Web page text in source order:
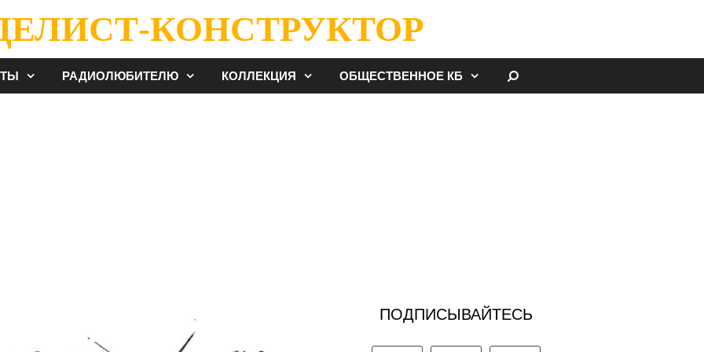
КОНСТРУКТОР
РАДИОЛЮБИТЕЛЮ КОЛЛЕКЦИЯ ОБЩЕСТВЕННОЕ КБ
ПОДПИСЫВАЙТЕСЬ